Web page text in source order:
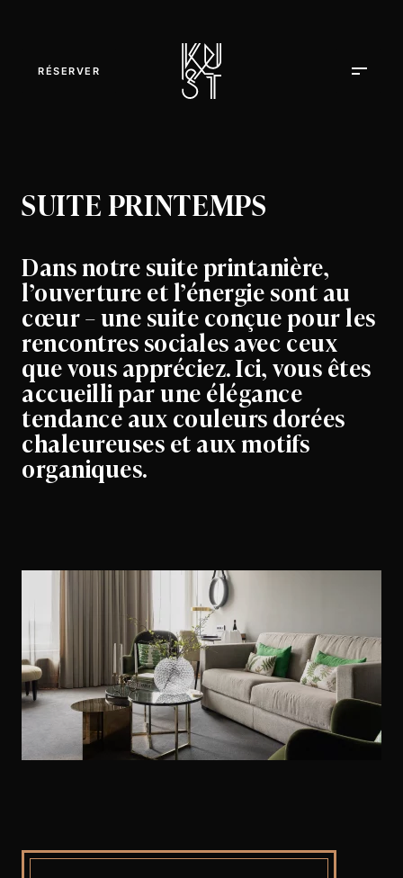
RÉSERVER
SUITE PRINTEMPS
Dans notre suite printanière,
l’ouverture et l’énergie sont au
cœur – une suite conçue pour les
rencontres sociales avec ceux
que vous appréciez. Ici, vous êtes
accueilli par une élégance
tendance aux couleurs dorées
chaleureuses et aux motifs
organiques.